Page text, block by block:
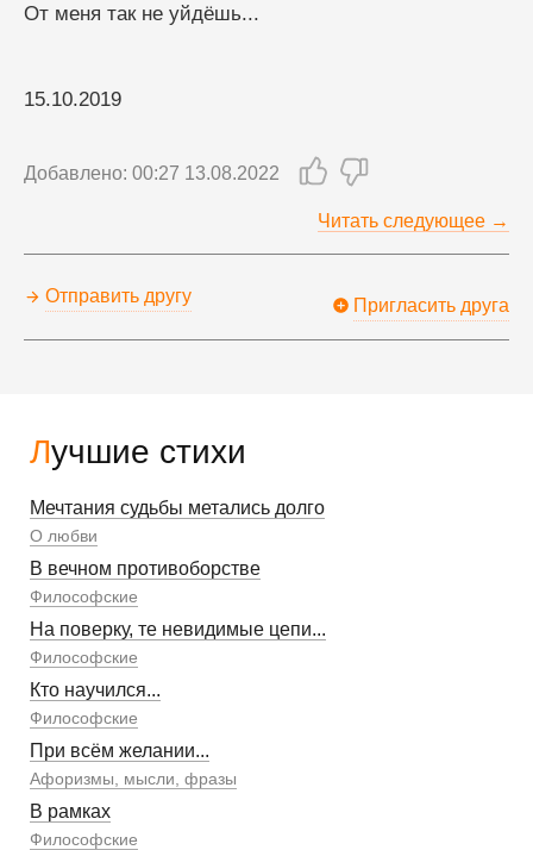
Лучшие стихи
Мечтания судьбы метались долго
О любви
В вечном противоборстве
Философские
На поверку, те невидимые цепи...
Философские
Кто научился...
Философские
При всём желании...
Афоризмы, мысли, фразы
В рамках
Философские
От меня так не уйдёшь...
15.10.2019
Добавлено: 00:27 13.08.2022
Читать следующее →
Отправить другу Пригласить друга